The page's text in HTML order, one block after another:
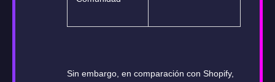
Sin embargo, en comparación con Shopify,